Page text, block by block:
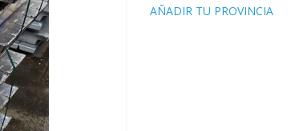
AÑADIR TU PROVINCIA